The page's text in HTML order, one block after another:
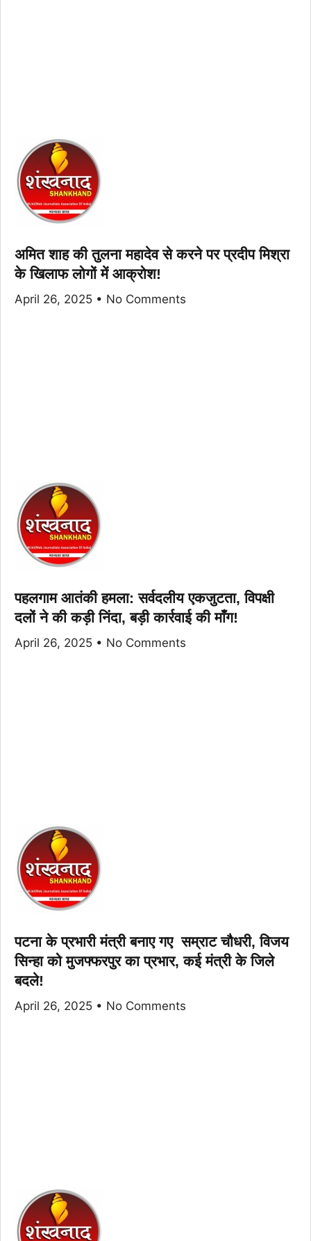
अमित शाह की तुलना महादेव से करने पर प्रदीप मिश्रा
के खिलाफ लोगों में आक्रोश!
April 26, 2025 No Comments
पहलगाम आतंकी हमला: सर्वदलीय एकजुटता, विपक्षी
दलों ने की कड़ी निंदा, बड़ी कार्रवाई की माँग!
April 26, 2025 No Comments
पटना के प्रभारी मंत्री बनाए गए सम्राट चौधरी, विजय
सिन्हा को मुजफ्फरपुर का प्रभार, कई मंत्री के जिले
बदले!
April 26, 2025 No Comments